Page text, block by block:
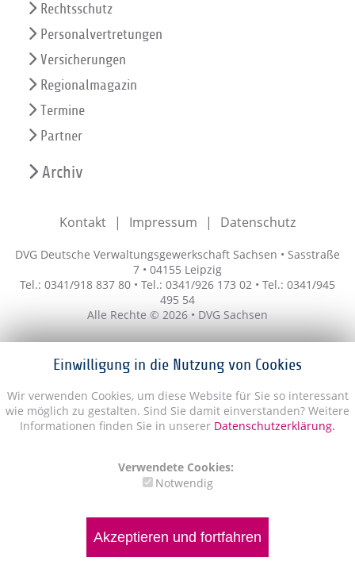
Einwilligung in die Nutzung von Cookies
Wir verwenden Cookies, um diese Website für Sie so interessant
wie möglich zu gestalten. Sind Sie damit einverstanden? Weitere
Informationen finden Sie in unserer Datenschutzerklärung.
Verwendete Cookies:
Notwendig
Akzeptieren und fortfahren
Rechtsschutz
Personalvertretungen
Versicherungen
Regionalmagazin
Termine
Partner
Archiv
Kontakt Impressum Datenschutz
DVG Deutsche Verwaltungsgewerkschaft Sachsen • Sasstraße
7 • 04155 Leipzig
Tel.: 0341/918 837 80 • Tel.: 0341/926 173 02 • Tel.: 0341/945
495 54
Alle Rechte © 2026 • DVG Sachsen